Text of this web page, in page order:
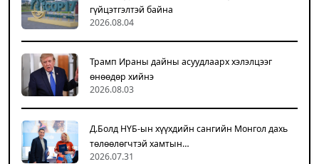
гүйцэтгэлтэй байна
2026.08.04
Трамп Ираны дайны асуудлаарх хэлэлцээг
өнөөдөр хийнэ
2026.08.03
Д.Болд НҮБ-ын хүүхдийн сангийн Монгол дахь
төлөөлөгчтэй хамтын…
2026.07.31